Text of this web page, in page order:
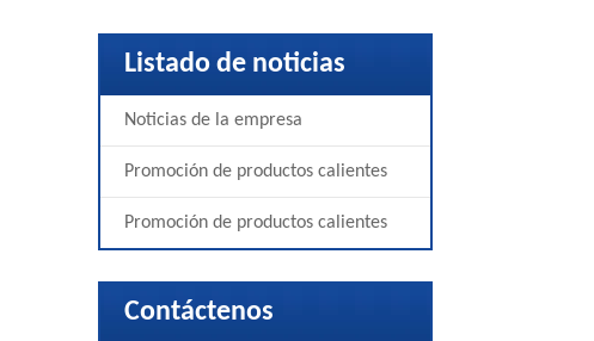
Listado de noticias
Noticias de la empresa
Promoción de productos calientes
Promoción de productos calientes
Contáctenos